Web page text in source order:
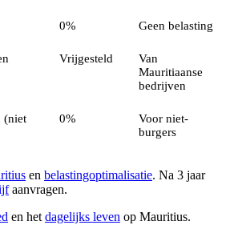
0% Geen belasting
Vrijgesteld
Van
Mauritiaanse
bedrijven
(niet
0%
Voor niet-
burgers
en belastingoptimalisatie. Na 3 jaar
aanvragen.
en het dagelijks leven op Mauritius.